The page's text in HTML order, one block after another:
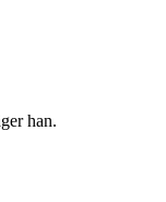
han.